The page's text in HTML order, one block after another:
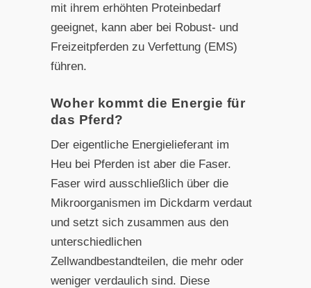
mit ihrem erhöhten Proteinbedarf
geeignet, kann aber bei Robust- und
Freizeitpferden zu Verfettung (EMS)
führen.
Woher kommt die Energie für
das Pferd?
Der eigentliche Energielieferant im
Heu bei Pferden ist aber die Faser.
Faser wird ausschließlich über die
Mikroorganismen im Dickdarm verdaut
und setzt sich zusammen aus den
unterschiedlichen
Zellwandbestandteilen, die mehr oder
weniger verdaulich sind. Diese